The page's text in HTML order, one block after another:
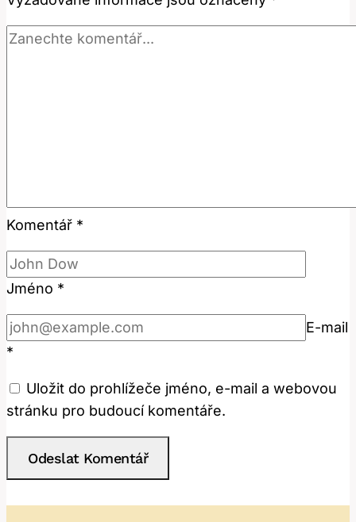
Komentář *
Jméno *
E-mail
*
Uložit do prohlížeče jméno, e-mail a webovou
stránku pro budoucí komentáře.